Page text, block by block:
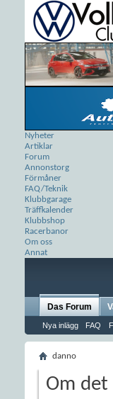
Nyheter
Artiklar
Forum
Annonstorg
Förmåner
FAQ/Teknik
Klubbgarage
Träffkalender
Klubbshop
Racerbanor
Om oss
Annat
Das Forum
Nya inlägg FAQ
danno
Om